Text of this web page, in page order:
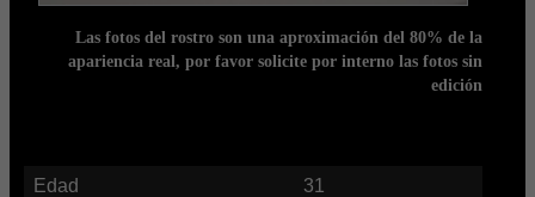
Las fotos del rostro son una aproximación del 80% de la
apariencia real, por favor solicite por interno las fotos sin
edición
Edad 31